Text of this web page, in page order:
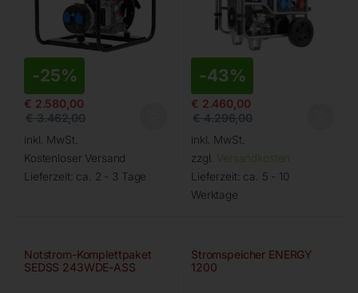
-25%
€ 2.580,00
€3.462,00
inkl. MwSt.
Kostenloser Versand
Lieferzeit: ca. 2 - 3 Tage
-43%
€ 2.460,00
€4.296,00
inkl. MwSt.
zzgl. Versandkosten
Lieferzeit: ca. 5 - 10
Werktage
Notstrom-Komplettpaket
SEDSS 243WDE-ASS
Stromspeicher ENERGY
1200